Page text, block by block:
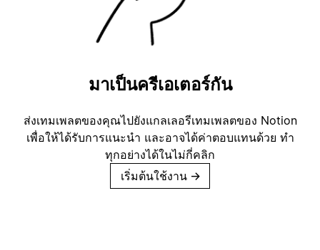
มาเป็นครีเอเตอร์กัน
ส่งเทมเพลตของคุณไปยังแกลเลอรีเทมเพลตของ Notion
เพื่อให้ได้รับการแนะนำ และอาจได้ค่าตอบแทนด้วย ทำ
ทุกอย่างได้ในไม่กี่คลิก
เริ่มต้นใช้งาน →